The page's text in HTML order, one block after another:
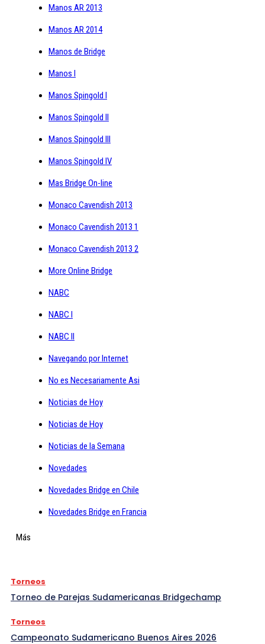
Manos AR 2013
Manos AR 2014
Manos de Bridge
Manos I
Manos Spingold I
Manos Spingold II
Manos Spingold III
Manos Spingold IV
Mas Bridge On-line
Monaco Cavendish 2013
Monaco Cavendish 2013 1
Monaco Cavendish 2013 2
More Online Bridge
NABC
NABC I
NABC II
Navegando por Internet
No es Necesariamente Asi
Noticias de Hoy
Noticias de Hoy
Noticias de la Semana
Novedades
Novedades Bridge en Chile
Novedades Bridge en Francia
Más
Torneos
Torneo de Parejas Sudamericanas Bridgechamp
Torneos
Campeonato Sudamericano Buenos Aires 2026